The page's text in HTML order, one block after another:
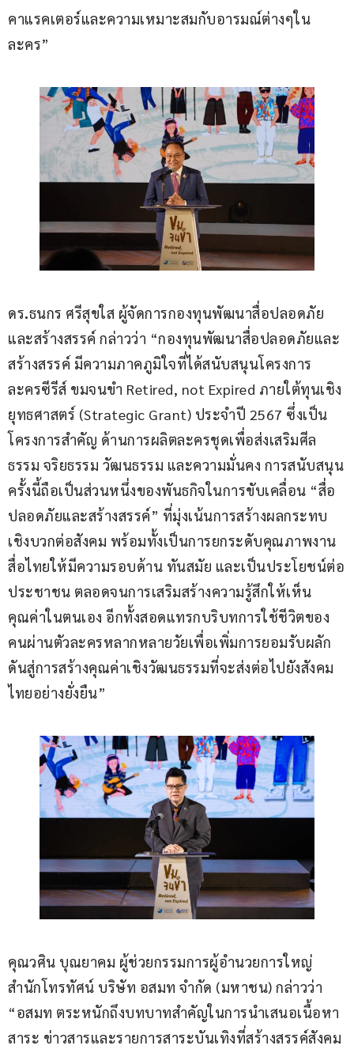
คาแรคเตอร์และความเหมาะสมกับอารมณ์ต่างๆใน
ละคร”
ดร.ธนกร ศรีสุขใส ผู้จัดการกองทุนพัฒนาสื่อปลอดภัย
และสร้างสรรค์ กล่าวว่า “กองทุนพัฒนาสื่อปลอดภัยและ
สร้างสรรค์ มีความภาคภูมิใจที่ได้สนับสนุนโครงการ
ละครซีรีส์ ขมจนขำ Retired, not Expired ภายใต้ทุนเชิง
ยุทธศาสตร์ (Strategic Grant) ประจำปี 2567 ซึ่งเป็น
โครงการสำคัญ ด้านการผลิตละครชุดเพื่อส่งเสริมศีล
ธรรม จริยธรรม วัฒนธรรม และความมั่นคง การสนับสนุน
ครั้งนี้ถือเป็นส่วนหนึ่งของพันธกิจในการขับเคลื่อน “สื่อ
ปลอดภัยและสร้างสรรค์” ที่มุ่งเน้นการสร้างผลกระทบ
เชิงบวกต่อสังคม พร้อมทั้งเป็นการยกระดับคุณภาพงาน
สื่อไทยให้มีความรอบด้าน ทันสมัย และเป็นประโยชน์ต่อ
ประชาชน ตลอดจนการเสริมสร้างความรู้สึกให้เห็น
คุณค่าในตนเอง อีกทั้งสอดแทรกบริบทการใช้ชีวิตของ
คนผ่านตัวละครหลากหลายวัยเพื่อเพิ่มการยอมรับผลัก
ดันสู่การสร้างคุณค่าเชิงวัฒนธรรมที่จะส่งต่อไปยังสังคม
ไทยอย่างยั่งยืน”
คุณวศิน บุณยาคม ผู้ช่วยกรรมการผู้อำนวยการใหญ่
สำนักโทรทัศน์ บริษัท อสมท จำกัด (มหาชน) กล่าวว่า
“อสมท ตระหนักถึงบทบาทสำคัญในการนำเสนอเนื้อหา
สาระ ข่าวสารและรายการสาระบันเทิงที่สร้างสรรค์สังคม